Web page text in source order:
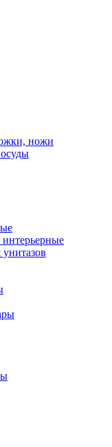
ножи